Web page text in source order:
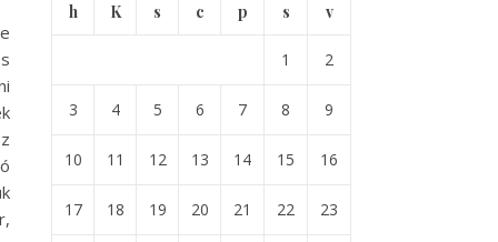
h K s c p s v
1 2
3 4 5 6 7 8 9
10 11 12 13 14 15 16
17 18 19 20 21 22 23